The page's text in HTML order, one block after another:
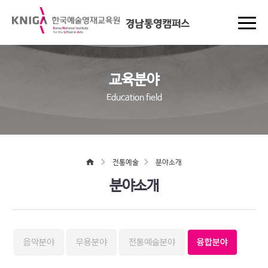
경남통영캠퍼스
교육분야
Education field
전통예술 분야소개
분야소개
음악분야 무용분야 전통예술분야 융합분야